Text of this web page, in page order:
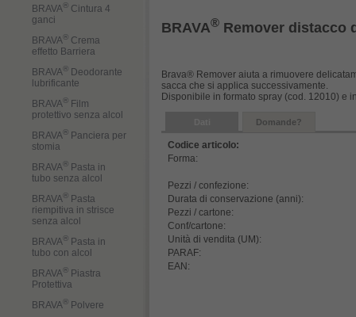
BRAVA® Cintura 4
ganci
BRAVA® Crema
effetto Barriera
BRAVA®
Deodorante
lubrificante
BRAVA®
Film
protettivo senza alcol
BRAVA®
Panciera per
stomia
BRAVA®
Pasta in
tubo senza alcol
BRAVA®
Pasta
riempitiva in strisce
senza alcol
BRAVA®
Pasta in
tubo con alcol
BRAVA®
Piastra
Protettiva
BRAVA®
Polvere
BRAVA® Remover distacco
Brava® Remover aiuta a rimuovere
sacca che si applica successivamente.
Disponibile in formato spray (cod. 12010) e
Domande?
Codice articolo:
Forma:
Pezzi / confezione:
Durata di conservazione (anni):
Pezzi / cartone:
Conf/cartone:
Unità di vendita (UM):
PARAF:
EAN: